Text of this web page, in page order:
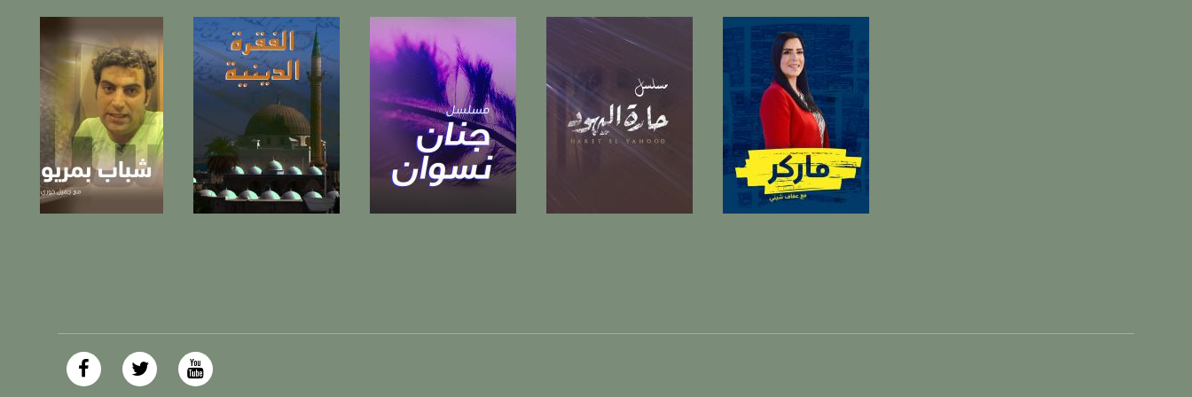
يوتيوب:
https://www.youtube.com/channel/UCwJbDUmIxc-JX8PX53ek2Zg/feed
بينترست:
https://www.pinterest.com/musawachannel
فيميو:
https://vimeo.com/musawachannel
غوغل+:
https://plus.google.com/u/0/b/115185778161375637310/115185778161375637310/posts/p/pub?_ga=1.123333704.2101815806.1418341384
‫#‏عرب_٤٨